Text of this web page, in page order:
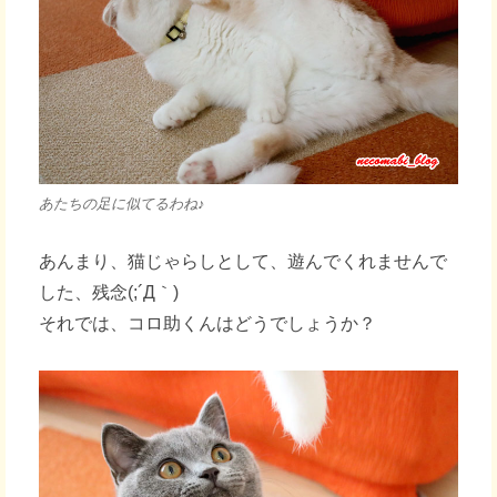
あたちの足に似てるわね♪
あんまり、猫じゃらしとして、遊んでくれませんで
した、残念(;´Д｀)
それでは、コロ助くんはどうでしょうか？